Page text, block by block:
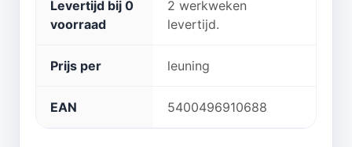
Levertijd bij 0
voorraad
2 werkweken
levertijd.
Prijs per leuning
EAN 5400496910688